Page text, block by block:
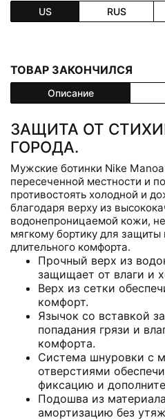
US RUS
ТОВАР ЗАКОНЧИЛСЯ
Описание
ЗАЩИТА ОТ
ГОРОДА.
Мужские ботинки Nike
пересеченной местности и
противостоять холодной и
благодаря верху из
водонепроницаемой кожи,
мягкому бортику для защиты
длительного комфорта.
Прочный верх из
защищает от влаги и
Верх из сетки
комфорт.
Язычок со вставкой
попадания грязи и
комфорта.
Система шнуровки с
отверстиями
фиксацию и
Подошва из
амортизацию без